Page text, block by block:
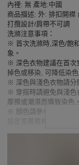
內裡: 無 產地:中國
商品描述: 外: 排扣開襟
打攬設計/肩帶不可調
洗滌注意事項：
※ 首次洗滌時,深色/飽
象。
※ 深色衣物建議在首次
掉色或移染, 可降低染色
※ 深色與淺色衣物請分
※ 穿搭時請避免與淺色
摩擦或潮濕而導致染色。
※ 顏色請參考單品圖片
設定差異略有不同，請
身高174cm／胸圍Bust